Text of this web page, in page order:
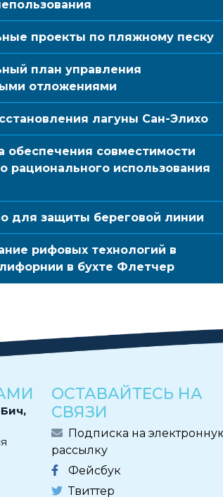
проекты по пляжному песку
план управления
отложениями
лагуны Сан-Элихо
обеспечения совместимости
рационального использования
для защиты береговой линии
рифовых технологий в
в бухте Флетчер
ОСТАВАЙТЕСЬ НА
СВЯЗИ
Подписка на
рассылку
Фейсбук
Твиттер